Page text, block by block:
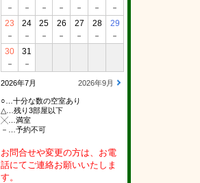
－ － － － － － －
23
－
24
－
25
－
26
－
27
－
28
－
29
－
30
－
31
－
2026年7月 2026年9月
○…十分な数の空室あり
△…残り3部屋以下
╳…満室
－…予約不可
お問合せや変更の方は、お電
話にてご連絡お願いいたしま
す。